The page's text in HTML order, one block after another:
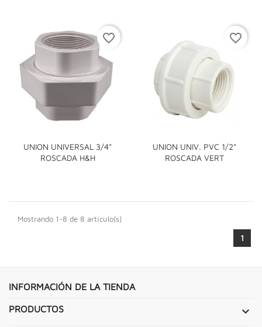
UNION UNIVERSAL 3/4"
ROSCADA H&H
favorite_border
UNION UNIV. PVC 1/2"
ROSCADA VERT
favorite_border
Mostrando 1-8 de 8 artículo(s)
1
INFORMACIÓN DE LA TIENDA
PRODUCTOS 